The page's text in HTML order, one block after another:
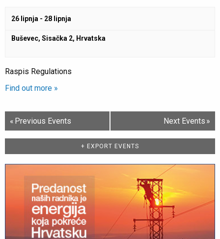
26 lipnja - 28 lipnja
Buševec, Sisačka 2, Hrvatska
Raspis Regulations
Find out more »
Events
List
Navigation
« Previous Events Next Events »
+ EXPORT EVENTS